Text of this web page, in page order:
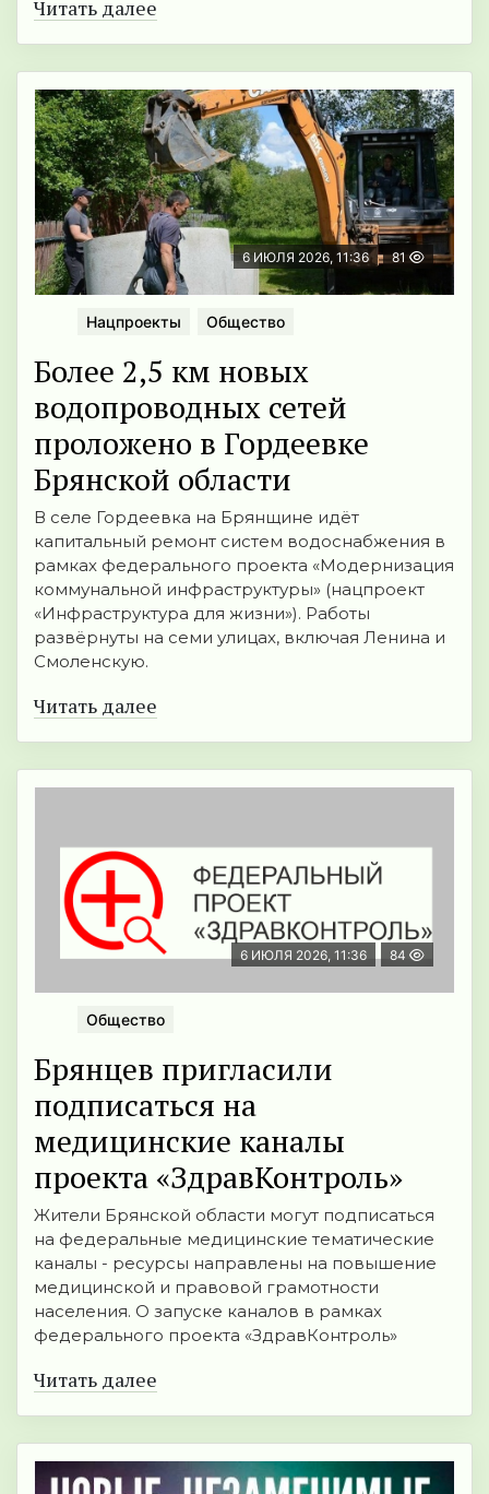
Читать далее
6 ИЮЛЯ 2026, 11:36 81
Нацпроекты Общество
Более 2,5 км новых
водопроводных сетей
проложено в Гордеевке
Брянской области
В селе Гордеевка на Брянщине идёт
капитальный ремонт систем водоснабжения в
рамках федерального проекта «Модернизация
коммунальной инфраструктуры» (нацпроект
«Инфраструктура для жизни»). Работы
развёрнуты на семи улицах, включая Ленина и
Смоленскую.
Читать далее
6 ИЮЛЯ 2026, 11:36 84
Общество
Брянцев пригласили
подписаться на
медицинские каналы
проекта «ЗдравКонтроль»
Жители Брянской области могут подписаться
на федеральные медицинские тематические
каналы - ресурсы направлены на повышение
медицинской и правовой грамотности
населения. О запуске каналов в рамках
федерального проекта «ЗдравКонтроль»
Читать далее